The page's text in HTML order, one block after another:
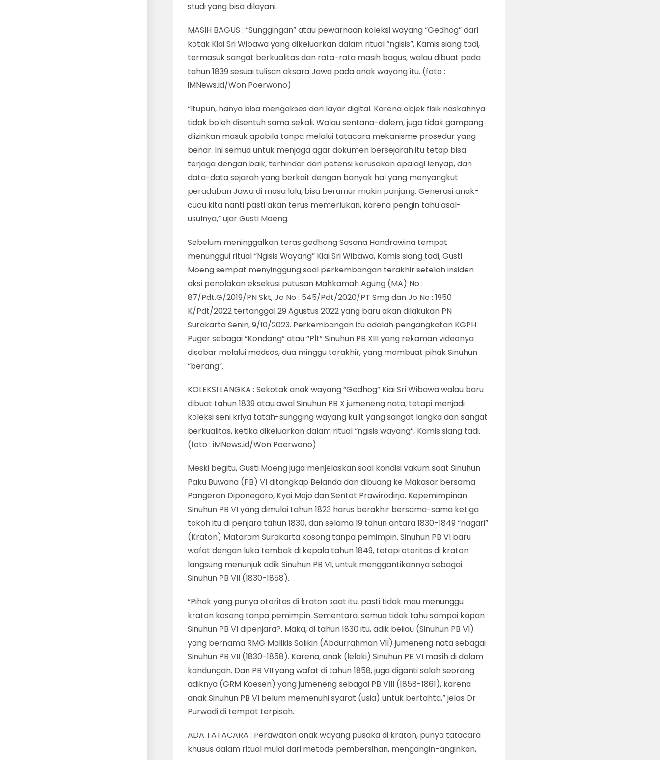
studi yang bisa dilayani.
MASIH BAGUS : “Sunggingan” atau pewarnaan koleksi wayang “Gedhog” dari
kotak Kiai Sri Wibawa yang dikeluarkan dalam ritual “ngisis”, Kamis siang tadi,
termasuk sangat berkualitas dan rata-rata masih bagus, walau dibuat pada
tahun 1839 sesuai tulisan aksara Jawa pada anak wayang itu. (foto :
iMNews.id/Won Poerwono)
“Itupun, hanya bisa mengakses dari layar digital. Karena objek fisik naskahnya
tidak boleh disentuh sama sekali. Walau sentana-dalem, juga tidak gampang
diizinkan masuk apabila tanpa melalui tatacara mekanisme prosedur yang
benar. Ini semua untuk menjaga agar dokumen bersejarah itu tetap bisa
terjaga dengan baik, terhindar dari potensi kerusakan apalagi lenyap, dan
data-data sejarah yang berkait dengan banyak hal yang menyangkut
peradaban Jawa di masa lalu, bisa berumur makin panjang. Generasi anak-
cucu kita nanti pasti akan terus memerlukan, karena pengin tahu asal-
usulnya,” ujar Gusti Moeng.
Sebelum meninggalkan teras gedhong Sasana Handrawina tempat
menunggui ritual “Ngisis Wayang” Kiai Sri Wibawa, Kamis siang tadi, Gusti
Moeng sempat menyinggung soal perkembangan terakhir setelah insiden
aksi penolakan eksekusi putusan Mahkamah Agung (MA) No :
87/Pdt.G/2019/PN Skt, Jo No : 545/Pdt/2020/PT Smg dan Jo No : 1950
K/Pdt/2022 tertanggal 29 Agustus 2022 yang baru akan dilakukan PN
Surakarta Senin, 9/10/2023. Perkembangan itu adalah pengangkatan KGPH
Puger sebagai “Kondang” atau “Plt” Sinuhun PB XIII yang rekaman videonya
disebar melalui medsos, dua minggu terakhir, yang membuat pihak Sinuhun
“berang”.
KOLEKSI LANGKA : Sekotak anak wayang “Gedhog” Kiai Sri Wibawa walau baru
dibuat tahun 1839 atau awal Sinuhun PB X jumeneng nata, tetapi menjadi
koleksi seni kriya tatah-sungging wayang kulit yang sangat langka dan sangat
berkualitas, ketika dikeluarkan dalam ritual “ngisis wayang”, Kamis siang tadi.
(foto : iMNews.id/Won Poerwono)
Meski begitu, Gusti Moeng juga menjelaskan soal kondisi vakum saat Sinuhun
Paku Buwana (PB) VI ditangkap Belanda dan dibuang ke Makasar bersama
Pangeran Diponegoro, Kyai Mojo dan Sentot Prawirodirjo. Kepemimpinan
Sinuhun PB VI yang dimulai tahun 1823 harus berakhir bersama-sama ketiga
tokoh itu di penjara tahun 1830, dan selama 19 tahun antara 1830-1849 “nagari”
(Kraton) Mataram Surakarta kosong tanpa pemimpin. Sinuhun PB VI baru
wafat dengan luka tembak di kepala tahun 1849, tetapi otoritas di kraton
langsung menunjuk adik Sinuhun PB VI, untuk menggantikannya sebagai
Sinuhun PB VII (1830-1858).
“Pihak yang punya otoritas di kraton saat itu, pasti tidak mau menunggu
kraton kosong tanpa pemimpin. Sementara, semua tidak tahu sampai kapan
Sinuhun PB VI dipenjara?. Maka, di tahun 1830 itu, adik beliau (Sinuhun PB VI)
yang bernama RMG Malikis Solikin (Abdurrahman VII) jumeneng nata sebagai
Sinuhun PB VII (1830-1858). Karena, anak (lelaki) Sinuhun PB VI masih di dalam
kandungan. Dan PB VII yang wafat di tahun 1858, juga diganti salah seorang
adiknya (GRM Koesen) yang jumeneng sebagai PB VIII (1858-1861), karena
anak Sinuhun PB VI belum memenuhi syarat (usia) untuk bertahta,” jelas Dr
Purwadi di tempat terpisah.
ADA TATACARA : Perawatan anak wayang pusaka di kraton, punya tatacara
khusus dalam ritual mulai dari metode pembersihan, mengangin-anginkan,